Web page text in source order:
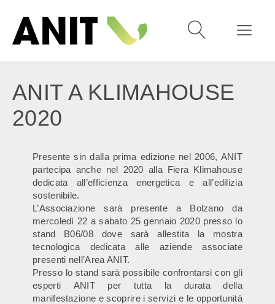
ANIT A KLIMAHOUSE
2020
Presente sin dalla prima edizione nel 2006, ANIT
partecipa anche nel 2020 alla Fiera Klimahouse
dedicata all’efficienza energetica e all’edilizia
sostenibile.
L’Associazione sarà presente a Bolzano da
mercoledì 22 a sabato 25 gennaio 2020 presso lo
stand B06/08 dove sarà allestita la mostra
tecnologica dedicata alle aziende associate
presenti nell’Area ANIT.
Presso lo stand sarà possibile confrontarsi con gli
esperti ANIT per tutta la durata della
manifestazione e scoprire i servizi e le opportunità